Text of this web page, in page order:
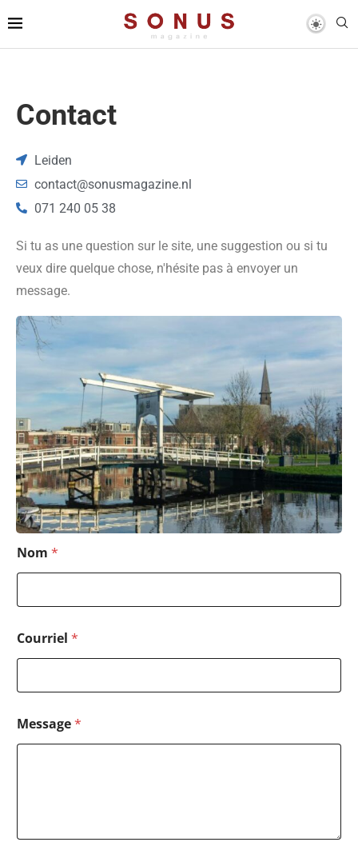
Contact
Leiden
contact@sonusmagazine.nl
071 240 05 38
Si tu as une question sur le site, une suggestion ou si tu
veux dire quelque chose, n'hésite pas à envoyer un
message.
Nom *
Courriel *
Message*